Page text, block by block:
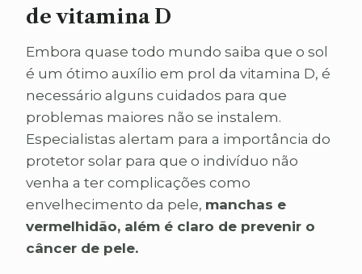
de vitamina D
Embora quase todo mundo saiba que o sol
é um ótimo auxílio em prol da vitamina D, é
necessário alguns cuidados para que
problemas maiores não se instalem.
Especialistas alertam para a importância do
protetor solar para que o indivíduo não
venha a ter complicações como
envelhecimento da pele, manchas e
vermelhidão, além é claro de prevenir o
câncer de pele.